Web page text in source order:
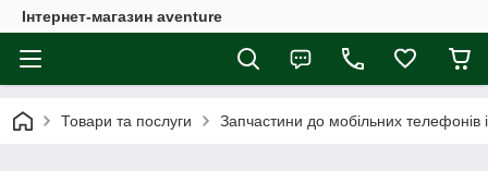
Інтернет-магазин aventure
Товари та послуги Запчастини до мобільних телефонів